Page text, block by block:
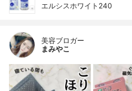
エルシスホワイト240
美容ブロガー
まみやこ